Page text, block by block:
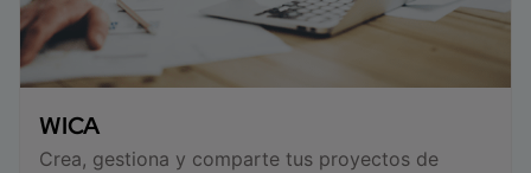
WICA
Crea, gestiona y comparte tus proyectos de